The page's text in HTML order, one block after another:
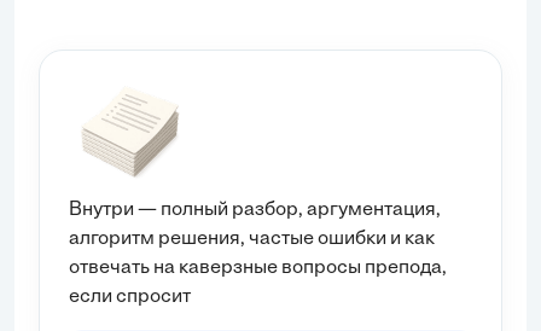
проекция A''B''.
Найти
Построить квадрат ABCD, где плоскость
горизонтальной плоскости.
Решение
Шаг 1: Определим координаты точек A и B.
Внутри — полный разбор, аргументация,
алгоритм решения, частые ошибки и как
отвечать на каверзные вопросы препода,
если спросит